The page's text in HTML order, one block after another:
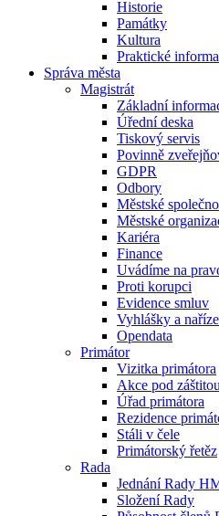
Historie
Památky
Kultura
Praktické
Správa města
Magistrát
Základní
Úřední deska
Tiskový servis
Povinně
GDPR
Odbory
Městské
Městské
Kariéra
Finance
Uvádíme na
Proti korupci
Evidence smluv
Vyhlášky a
Opendata
Primátor
Vizitka primátora
Akce pod
Úřad primátora
Rezidence
Stáli v čele
Primátorský řetěz
Rada
Jednání Rady
Složení Rady